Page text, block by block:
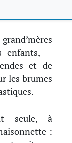
enfants, —
et de
les brumes
seule, à
: